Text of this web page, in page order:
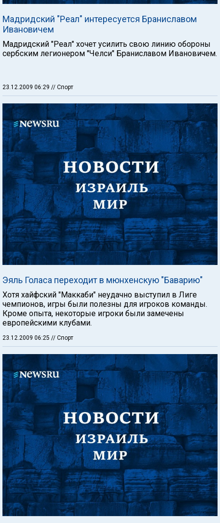
Мадридский "Реал" интересуется Браниславом
Ивановичем
Мадридский "Реал" хочет усилить свою линию обороны
сербским легионером "Челси" Браниславом Ивановичем.
23.12.2009 06:29 // Спорт
Эяль Голаса переходит в мюнхенскую "Баварию"
Хотя хайфский "Маккаби" неудачно выступил в Лиге
чемпионов, игры были полезны для игроков команды.
Кроме опыта, некоторые игроки были замечены
европейскими клубами.
23.12.2009 06:25 // Спорт